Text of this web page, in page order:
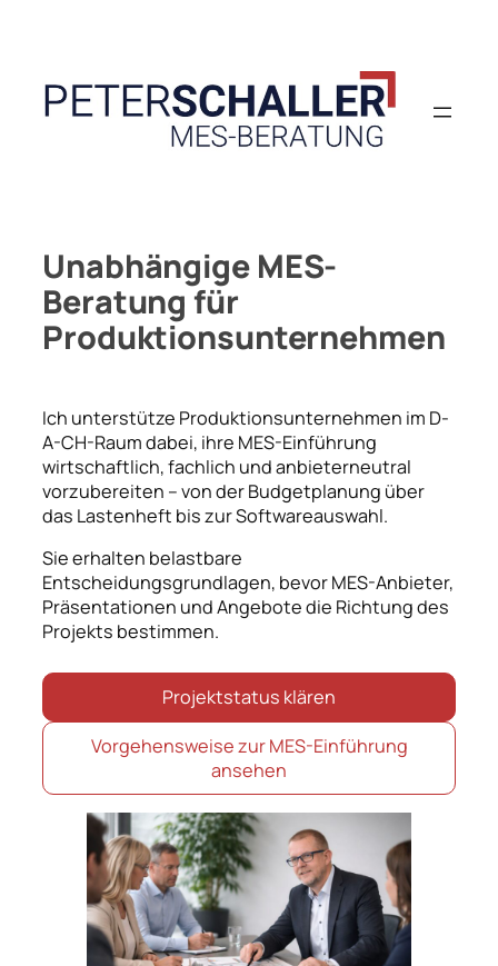
Unabhängige MES-
Beratung für
Produktionsunternehmen
Ich unterstütze Produktionsunternehmen im D-
A-CH-Raum dabei, ihre MES-Einführung
wirtschaftlich, fachlich und anbieterneutral
vorzubereiten – von der Budgetplanung über
das Lastenheft bis zur Softwareauswahl.
Sie erhalten belastbare
Entscheidungsgrundlagen, bevor MES-Anbieter,
Präsentationen und Angebote die Richtung des
Projekts bestimmen.
Projektstatus klären
Vorgehensweise zur MES-Einführung
ansehen